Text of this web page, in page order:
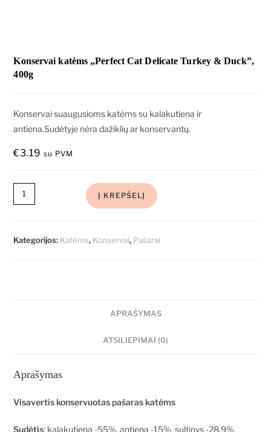
Konservai katėms „Perfect Cat Delicate Turkey & Duck”,
400g
Konservai suaugusioms katėms su kalakutiena ir
antiena.Sudėtyje nėra dažiklių ar konservantų.
€3.19 su PVM
Į KREPŠELĮ
Kategorijos: Katėms, Konservai, Pašarai
APRAŠYMAS
ATSILIEPIMAI (0)
Aprašymas
Visavertis konservuotas pašaras katėms
Sudėtis: kalakutiena -55%, antiena -15%, sultinys -28.9%,